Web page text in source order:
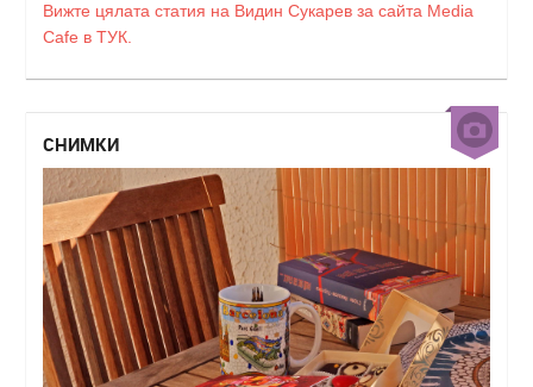
Вижте цялата статия на Видин Сукарев за сайта Media
Cafe в ТУК.
СНИМКИ